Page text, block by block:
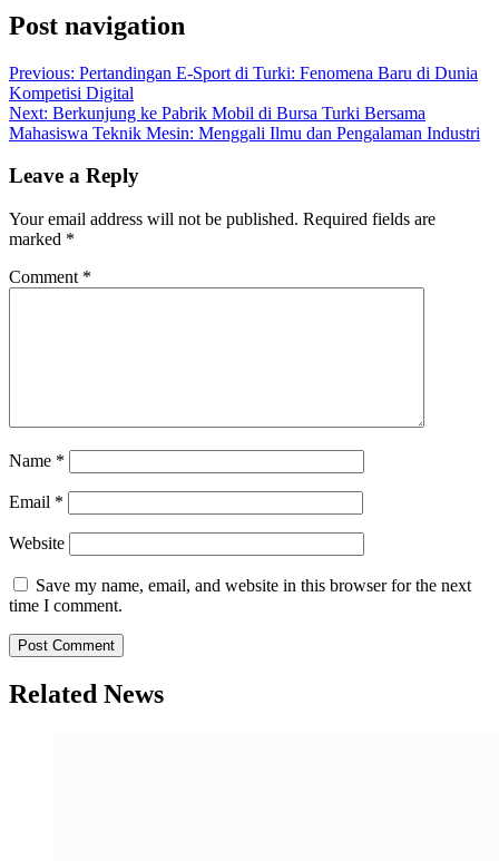
Post navigation
Previous: Pertandingan E-Sport di Turki: Fenomena Baru di Dunia
Kompetisi Digital
Next: Berkunjung ke Pabrik Mobil di Bursa Turki Bersama
Mahasiswa Teknik Mesin: Menggali Ilmu dan Pengalaman Industri
Leave a Reply
Your email address will not be published. Required fields are
marked *
Comment *
Name *
Email *
Website
Save my name, email, and website in this browser for the next
time I comment.
Related News